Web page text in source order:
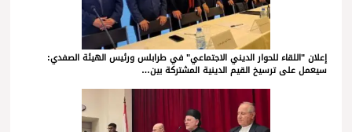
إعلان "اللقاء للحوار الديني الاجتماعي" في طرابلس ورئيس الهيئة الصفدي:
سيعمل على ترسيخ القيم الدينية المشتركة بين…